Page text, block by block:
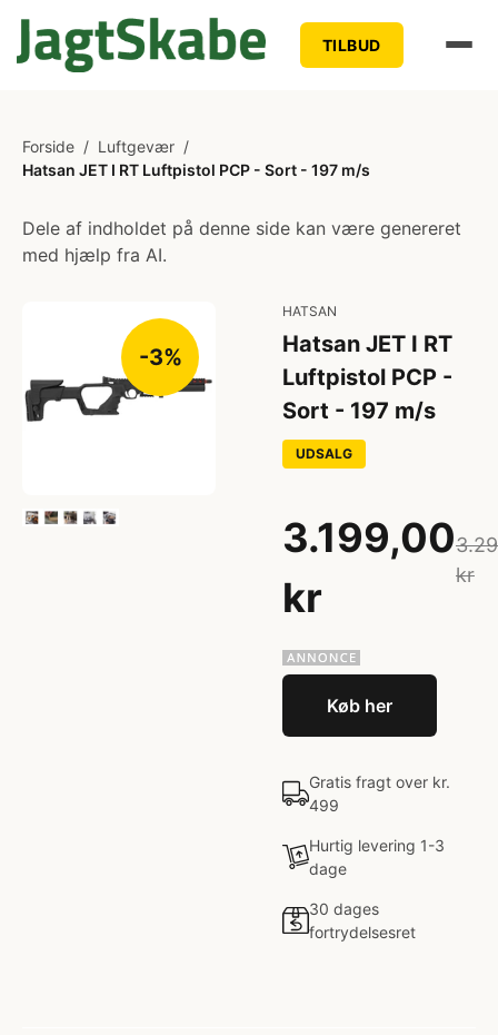
TILBUD
Forside / Luftgevær /
Hatsan JET I RT Luftpistol PCP - Sort - 197 m/s
Dele af indholdet på denne side kan være genereret
med hjælp fra AI.
-3%
HATSAN
Hatsan JET I RT
Luftpistol PCP -
Sort - 197 m/s
UDSALG
3.199,00
kr
kr
Køb her
Gratis fragt over kr.
499
Hurtig levering 1-3
dage
30 dages
fortrydelsesret